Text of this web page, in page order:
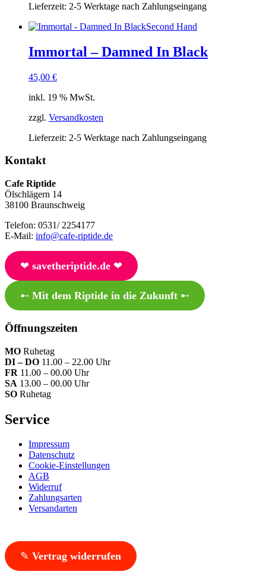
Lieferzeit: 2-5 Werktage nach Zahlungseingang
Second Hand
Immortal – Damned In Black
45,00 €
inkl. 19 % MwSt.
zzgl. Versandkosten
Lieferzeit: 2-5 Werktage nach Zahlungseingang
Kontakt
Cafe Riptide
Ölschlägern 14
38100 Braunschweig
Telefon: 0531/ 2254177
E-Mail: info@cafe-riptide.de
❤︎ savetheriptide.de❤︎
➸ Mit dem Riptide in die Zukunft➸
Öffnungszeiten
MO Ruhetag
DI – DO 11.00 – 22.00 Uhr
FR 11.00 – 00.00 Uhr
SA 13.00 – 00.00 Uhr
SO Ruhetag
Service
Impressum
Datenschutz
Cookie-Einstellungen
AGB
Widerruf
Zahlungsarten
Versandarten
✎ Vertrag widerrufen